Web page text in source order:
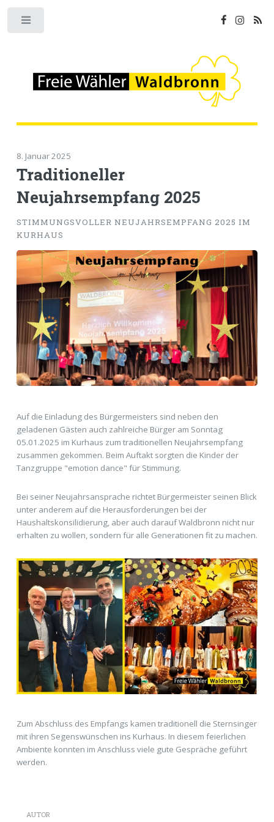
8. Januar 2025
Traditioneller
Neujahrsempfang 2025
STIMMUNGSVOLLER NEUJAHRSEMPFANG 2025 IM
KURHAUS
Auf die Einladung des Bürgermeisters sind neben den
geladenen Gästen auch zahlreiche Bürger am Sonntag
05.01.2025 im Kurhaus zum traditionellen Neujahrsempfang
zusammen gekommen. Beim Auftakt sorgten die Kinder der
Tanzgruppe "emotion dance" für Stimmung.
Bei seiner Neujahrsansprache richtet Bürgermeister seinen Blick
unter anderem auf die Herausforderungen bei der
Haushaltskonsilidierung, aber auch darauf Waldbronn nicht nur
erhalten zu wollen, sondern für alle Generationen fit zu machen.
Zum Abschluss des Empfangs kamen traditionell die Sternsinger
mit ihren Segenswünschen ins Kurhaus. In diesem feierlichen
Ambiente konnten im Anschluss viele gute Gespräche geführt
werden.
AUTOR